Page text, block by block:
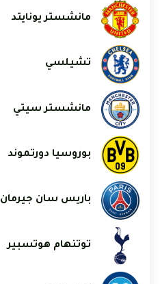
مانشستر يونايتد
تشيلسي
مانشستر سيتي
بوروسيا دورتموند
باريس سان جيرمان
توتنهام هوتسبير